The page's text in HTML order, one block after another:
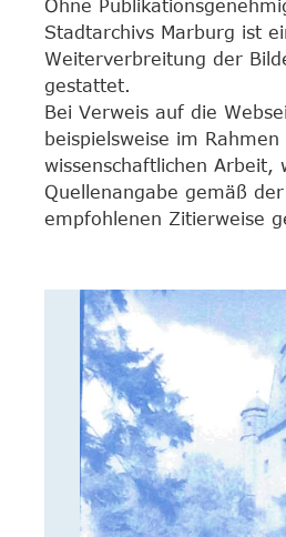
Ohne
Stadtarchivs Marburg ist
Weiterverbreitung der
gestattet.
Bei Verweis auf die
beispielsweise im
wissenschaftlichen Arbeit,
Quellenangabe gemäß
empfohlenen Zitierweise